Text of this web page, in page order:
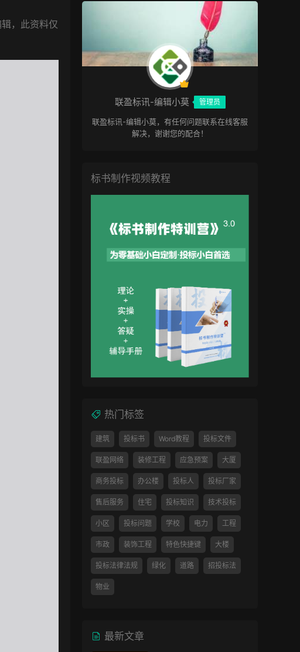
，此资料仅
联盈标讯-编辑小莫 管理员
联盈标讯-编辑小莫，有任何问题联系在线客服
解决，谢谢您的配合！
标书制作视频教程
热门标签
建筑 投标书 Word教程 投标文件
联盈网络 装修工程 应急预案 大厦
商务投标 办公楼 投标人 投标厂家
售后服务 住宅 投标知识 技术投标
小区 投标问题 学校 电力 工程
市政 装饰工程 特色快捷键 大楼
投标法律法规 绿化 道路 招投标法
物业
最新文章